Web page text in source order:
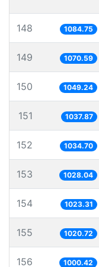
148 1084.75
149 1070.59
150 1049.24
151 1037.87
152 1034.70
153 1028.04
154 1023.31
155 1020.72
156 1000.42